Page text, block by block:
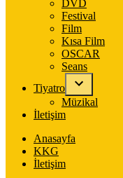
DVD
Festival
Film
Kısa Film
OSCAR
Seans
Tiyatro
Müzikal
İletişim
Anasayfa
KKG
İletişim